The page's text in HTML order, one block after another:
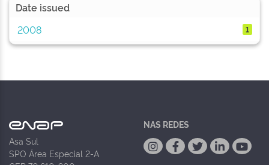
Date issued
2008
1
Asa Sul
SPO Área Especial 2-A
NAS REDES